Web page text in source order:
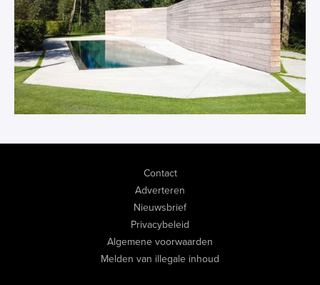
Contact
Adverteren
Nieuwsbrief
Privacybeleid
Algemene voorwaarden
Melden van illegale inhoud